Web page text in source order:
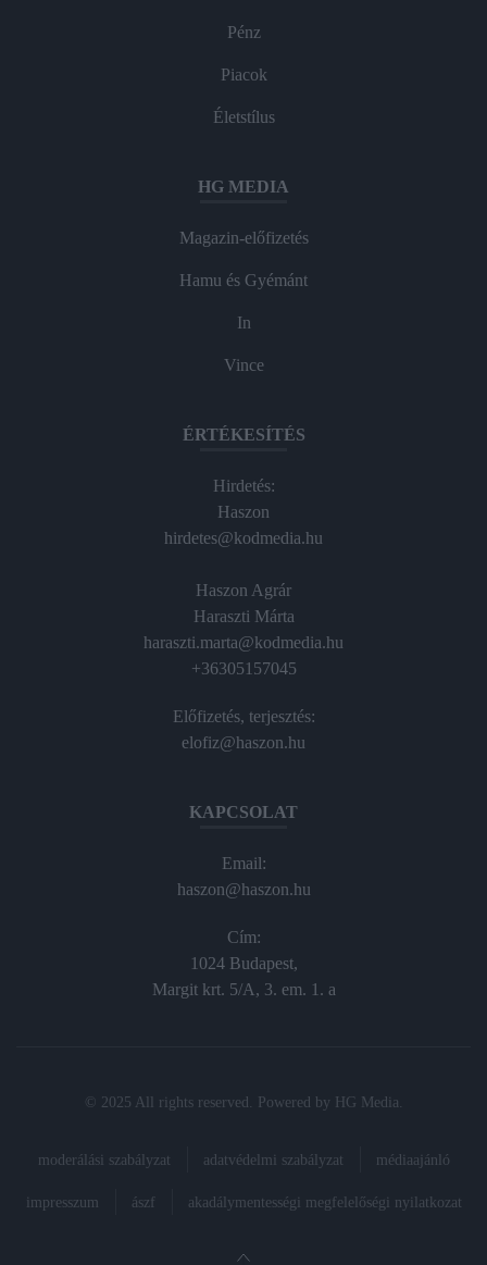
Pénz
Piacok
Életstílus
HG MEDIA
Magazin-előfizetés
Hamu és Gyémánt
In
Vince
ÉRTÉKESÍTÉS
Hirdetés:
Haszon
hirdetes@kodmedia.hu
Haszon Agrár
Haraszti Márta
haraszti.marta@kodmedia.hu
+36305157045
Előfizetés, terjesztés:
elofiz@haszon.hu
KAPCSOLAT
Email:
haszon@haszon.hu
Cím:
1024 Budapest,
Margit krt. 5/A, 3. em. 1. a
© 2025 All rights reserved. Powered by HG Media
moderálási szabályzat adatvédelmi szabályzat médiaajánló
impresszum ászf akadálymentességi megfelelőségi nyilatkozat